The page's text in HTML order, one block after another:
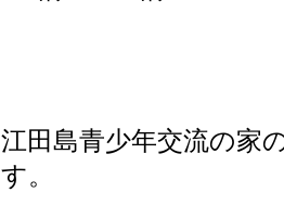
江田島青少年交流の家
す。